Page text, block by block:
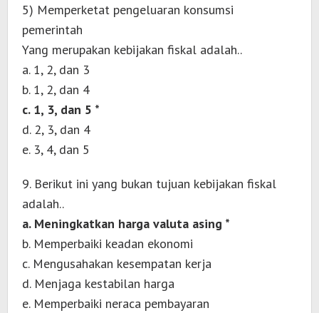
5) Memperketat pengeluaran konsumsi
pemerintah
Yang merupakan kebijakan fiskal adalah..
a. 1, 2, dan 3
b. 1, 2, dan 4
c. 1, 3, dan 5 *
d. 2, 3, dan 4
e. 3, 4, dan 5
9. Berikut ini yang bukan tujuan kebijakan fiskal
adalah..
a. Meningkatkan harga valuta asing *
b. Memperbaiki keadan ekonomi
c. Mengusahakan kesempatan kerja
d. Menjaga kestabilan harga
e. Memperbaiki neraca pembayaran